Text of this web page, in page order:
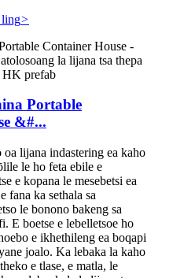
ling>
Portable
&#...
oa lijana indastering ea kaho
le ho feta ebile e
e kopana le mesebetsi ea
fana ka sethala sa
le bonono bakeng sa
E boetse e lebelletsoe ho
e ikhethileng ea boqapi
joalo. Ka lebaka la kaho
e tlase, e matla, le